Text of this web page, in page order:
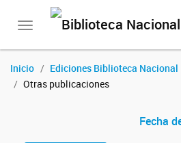
Toggle
Inicio Ediciones Biblioteca Nacional
Otras publicaciones
Fecha